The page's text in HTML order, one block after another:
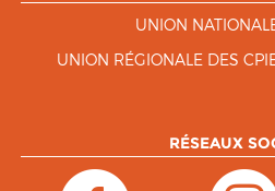
UNION
UNION RÉGIONALE DES
RÉSEAUX